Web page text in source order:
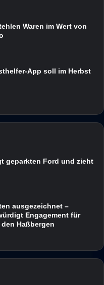
Waren im Wert von
App soll im Herbst
geparkten Ford und zieht
ausgezeichnet –
Engagement für
Haßbergen